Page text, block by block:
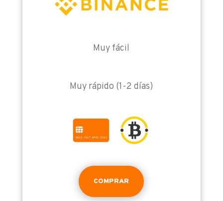
Muy fácil
Muy rápido (1-2 días)
COMPRAR